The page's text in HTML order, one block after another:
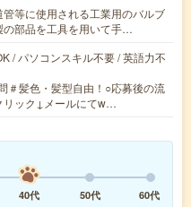
等に使用される工業用のバルブ
の部品を工具を用いて手…
/ パソコンスキル不要 / 英語力不
＃髪色・髪型自由！○応募後の流
リック↓メールにてw…
40代 50代 60代